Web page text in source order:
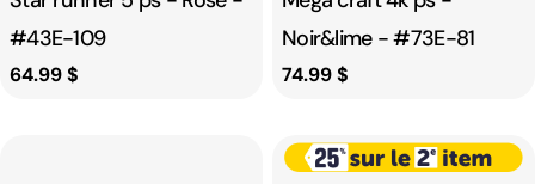
#43E-109
Prix
64.99 $
Noir&lime - #73E-81
Prix
74.99 $